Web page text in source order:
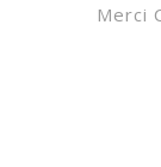
Merci